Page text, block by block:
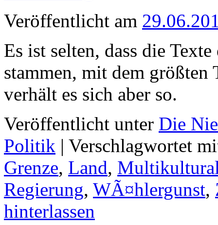
Veröffentlicht am
Es ist selten, dass die
stammen, mit dem größten
verhält es sich aber so.
Veröffentlicht unter Die
Politik | Verschlagwortet
Grenze, Land,
Regierung, WÃ¤hlergunst,
hinterlassen